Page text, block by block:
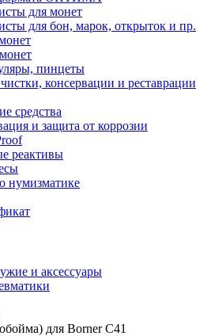
для монет
для бон, марок, открыток и пр.
пинцеты
консервации и реставрации
средства
и защита от коррозии
реактивы
нумизматике
и аксессуары
для Borner С41